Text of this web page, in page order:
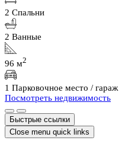
2 Спальни
2 Ванные
96 м2
1 Парковочное место / гараж
Посмотреть недвижимость
Быстрые ссылки
Close menu quick links